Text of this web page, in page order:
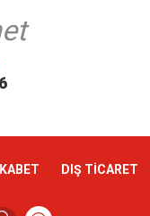
DIŞ TİCARET